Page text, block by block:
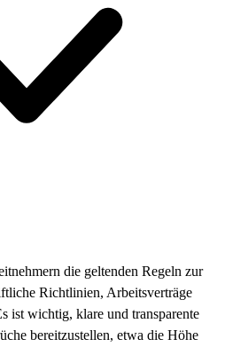
die geltenden Regeln zur
Richtlinien, Arbeitsverträge
ist wichtig, klare und transparente
bereitzustellen, etwa die Höhe